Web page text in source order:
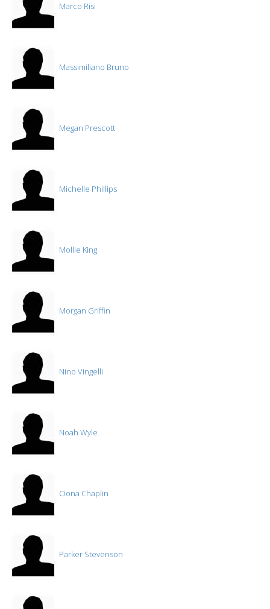
Marco Risi
Massimiliano Bruno
Megan Prescott
Michelle Phillips
Mollie King
Morgan Griffin
Nino Vingelli
Noah Wyle
Oona Chaplin
Parker Stevenson